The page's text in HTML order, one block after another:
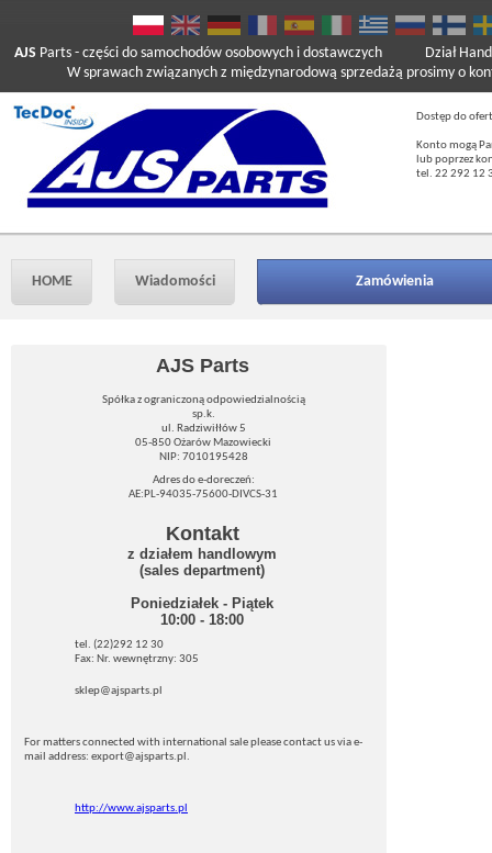
AJS Parts - części do samochodów osobowych i dostawczych
W sprawach związanych z międzynarodową sprzedażą prosimy o
Dział
Dostęp do
Konto mogą
lub poprzez
tel. 22 292 12
HOME Wiadomości Zamówienia
AJS Parts
Spółka z ograniczoną odpowiedzialnością
sp.k.
ul. Radziwiłłów 5
05-850 Ożarów Mazowiecki
NIP: 7010195428
Adres do e-doreczeń:
AE:PL-94035-75600-DIVCS-31
Kontakt
z działem handlowym
(sales department)
Poniedziałek - Piątek
10:00 - 18:00
tel. (22)292 12 30
Fax: Nr. wewnętrzny: 305
sklep@ajsparts.pl
For matters connected with international sale please contact us via e-
mail address: export@ajsparts.pl.
http://www.ajsparts.pl